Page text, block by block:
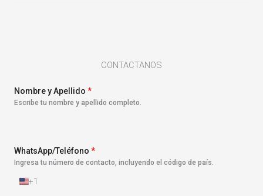
CONTACTANOS
Nombre y Apellido *
Escribe tu nombre y apellido completo.
WhatsApp/Teléfono *
Ingresa tu número de contacto, incluyendo el código de país.
E +1